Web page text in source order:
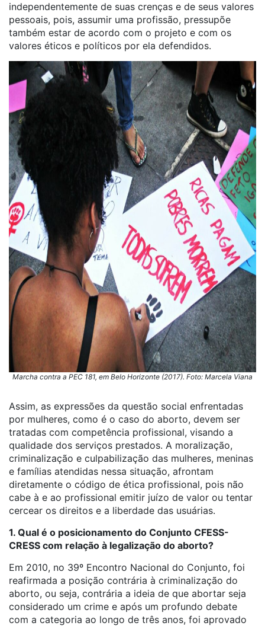
independentemente de suas crenças e de seus valores
pessoais, pois, assumir uma profissão, pressupõe
também estar de acordo com o projeto e com os
valores éticos e políticos por ela defendidos.
Marcha contra a PEC 181, em Belo Horizonte (2017). Foto: Marcela Viana
Assim, as expressões da questão social enfrentadas
por mulheres, como é o caso do aborto, devem ser
tratadas com competência profissional, visando a
qualidade dos serviços prestados. A moralização,
criminalização e culpabilização das mulheres, meninas
e famílias atendidas nessa situação, afrontam
diretamente o código de ética profissional, pois não
cabe à e ao profissional emitir juízo de valor ou tentar
cercear os direitos e a liberdade das usuárias.
1. Qual é o posicionamento do Conjunto CFESS-
CRESS com relação à legalização do aborto?
Em 2010, no 39º Encontro Nacional do Conjunto, foi
reafirmada a posição contrária à criminalização do
aborto, ou seja, contrária a ideia de que abortar seja
considerado um crime e após um profundo debate
com a categoria ao longo de três anos, foi aprovado